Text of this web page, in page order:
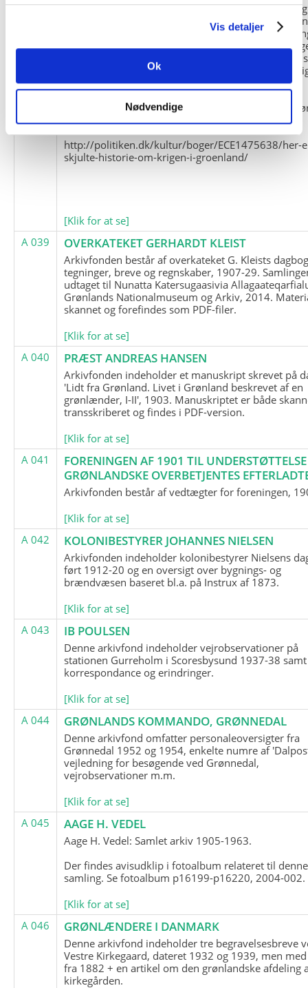
Vis detaljer
Ok
Nødvendige
og Marius Jensen som medlem. Marius Jensens
befinder sig i Militärhistorisches Museum i Dresden
(Tyskland). Kopierne af Friedrich Littmanns
klausuleret iht. aftalen med giveren og Franz
Kontakt venligst Arktisk Instituts ledelse i
brugen af materialet til studie- og
formål.
Nedenunder findes et link til en presseartikel
historien om Nordøstgrønlands Slædepatrulje:
http://politiken.dk/kultur/boger/ECE1475638/her-
skjulte-historie-om-krigen-i-groenland/
[Klik for at se]
A 039
OVERKATEKET GERHARDT KLEIST
Arkivfonden består af overkateket G. Kleists
tegninger, breve og regnskaber, 1907-29.
udtaget til Nunatta Katersugaasivia
Grønlands Nationalmuseum og Arkiv, 2014.
skannet og forefindes som PDF-filer.
[Klik for at se]
A 040
PRÆST ANDREAS HANSEN
Arkivfonden indeholder et manuskript skrevet på
'Lidt fra Grønland. Livet i Grønland beskrevet af en
grønlænder, I-II', 1903. Manuskriptet er både
transskriberet og findes i PDF-version.
[Klik for at se]
A 041
FORENINGEN AF 1901 TIL
GRØNLANDSKE OVERBETJENTES
Arkivfonden består af vedtægter for foreningen,
[Klik for at se]
A 042
KOLONIBESTYRER JOHANNES NIELSEN
Arkivfonden indeholder kolonibestyrer Nielsens
ført 1912-20 og en oversigt over bygnings- og
brændvæsen baseret bl.a. på Instrux af 1873.
[Klik for at se]
A 043
IB POULSEN
Denne arkivfond indeholder vejrobservationer på
stationen Gurreholm i Scoresbysund 1937-38 samt
korrespondance og erindringer.
[Klik for at se]
A 044
GRØNLANDS KOMMANDO, GRØNNEDAL
Denne arkivfond omfatter personaleoversigter fra
Grønnedal 1952 og 1954, enkelte numre af
vejledning for besøgende ved Grønnedal,
vejrobservationer m.m.
[Klik for at se]
A 045
AAGE H. VEDEL
Aage H. Vedel: Samlet arkiv 1905-1963.
Der findes avisudklip i fotoalbum relateret til denne
samling. Se fotoalbum p16199-p16220, 2004-002.
[Klik for at se]
A 046
GRØNLÆNDERE I DANMARK
Denne arkivfond indeholder tre begravelsesbreve
Vestre Kirkegaard, dateret 1932 og 1939, men
fra 1882 + en artikel om den grønlandske afdeling
kirkegården.